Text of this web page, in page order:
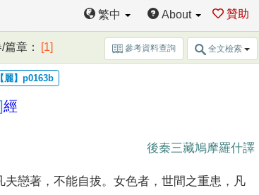
繁中 About 贊助
/篇章 ： [1] 參考資料查詢 全文檢索
經
後秦三藏鳩摩羅什譯
夫戀著 ， 不能自拔。 女色者 ， 世間之重患 ， 凡